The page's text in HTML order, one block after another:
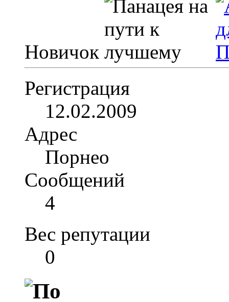
Новичок
Регистрация
12.02.2009
Адрес
Порнео
Сообщений
4
Вес репутации
0